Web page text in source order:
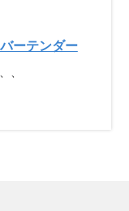
ーテンダー
、